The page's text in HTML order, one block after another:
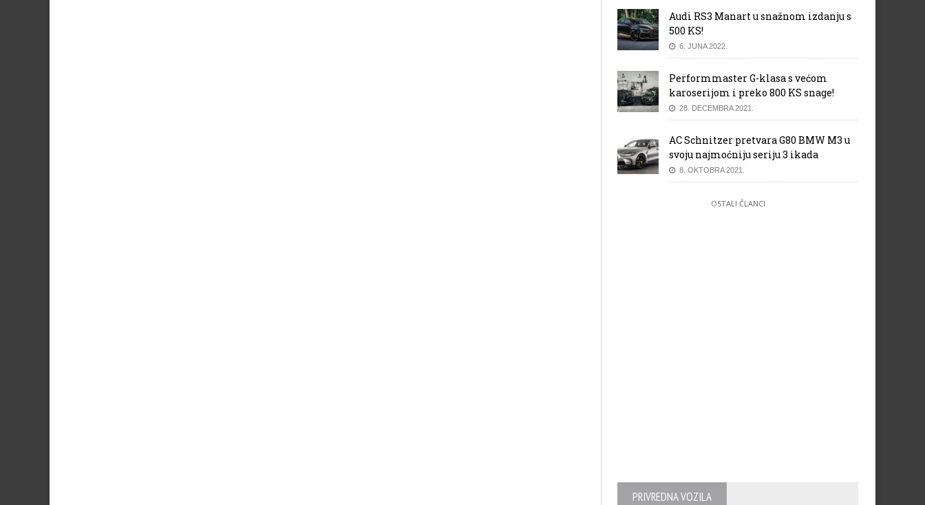
Audi RS3 Manart u snažnom izdanju s
500 KS!
6. JUNA 2022.
Performmaster G-klasa s većom
karoserijom i preko 800 KS snage!
28. DECEMBRA 2021.
AC Schnitzer pretvara G80 BMW M3 u
svoju najmoćniju seriju 3 ikada
8. OKTOBRA 2021.
OSTALI ČLANCI
PRIVREDNA VOZILA